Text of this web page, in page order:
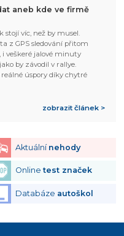
aneb kde ve firmě
víc, než by musel.
z GPS sledování přitom
veškeré jalové minuty
by závodil v rallye.
úspory díky chytré
zobrazit článek >
Aktuální nehody
Onlinetest značek
Databáze autoškol